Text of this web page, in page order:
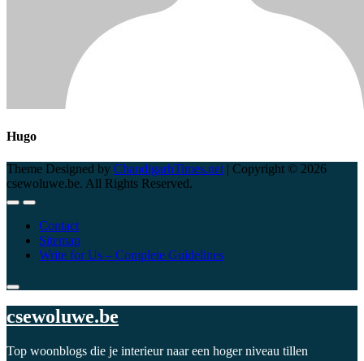
Hugo
Theme Designed by ChandigarhTimes.net | Copyright © 2026
csewoluwe.be. All Rights Reserved.
Contact
Sitemap
Write for Us – Complete Guidelines
csewoluwe.be
Top woonblogs die je interieur naar een hoger niveau tillen